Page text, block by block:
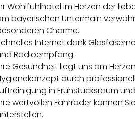
Wohlfühlhotel im Herzen der
bayerischen Untermain
Charme.
Internet dank
Radioempfang.
Gesundheit liegt uns am
durch
in Frühstücksraum
wertvollen Fahrräder können